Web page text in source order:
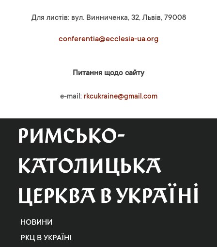
Для листів: вул. Винниченка, 32, Львів, 79008
conferentia@ecclesia-ua.org
Питання щодо сайту
e-mail: rkcukraine@gmail.com
НОВИНИ
РКЦ В УКРАЇНІ